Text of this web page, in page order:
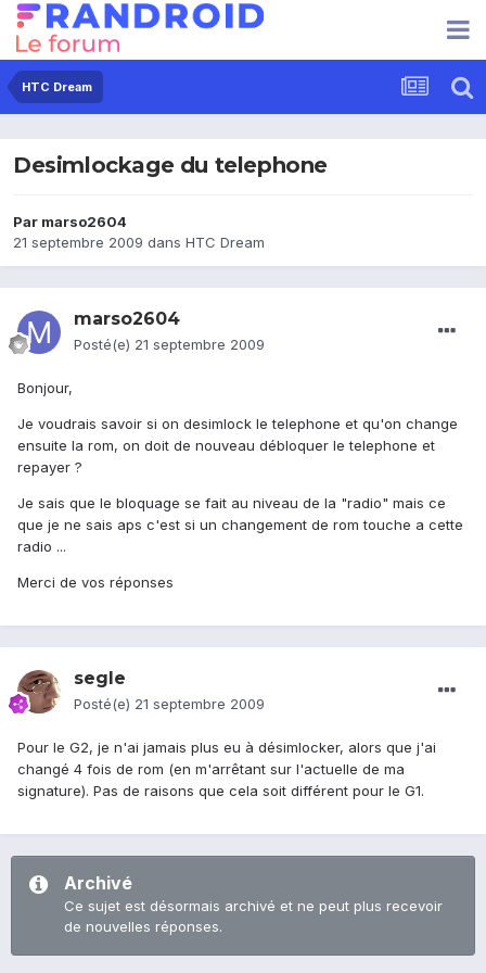
HTC Dream
Desimlockage du telephone
Par marso2604
21 septembre 2009 dans HTC Dream
marso2604
Posté(e) 21 septembre 2009
Bonjour,
Je voudrais savoir si on desimlock le telephone et qu'on change
ensuite la rom, on doit de nouveau débloquer le telephone et
repayer ?
Je sais que le bloquage se fait au niveau de la "radio" mais ce
que je ne sais aps c'est si un changement de rom touche a cette
radio ...
Merci de vos réponses
segle
Posté(e) 21 septembre 2009
Pour le G2, je n'ai jamais plus eu à désimlocker, alors que j'ai
changé 4 fois de rom (en m'arrêtant sur l'actuelle de ma
signature). Pas de raisons que cela soit différent pour le G1.
Archivé
Ce sujet est désormais archivé et ne peut plus recevoir
de nouvelles réponses.